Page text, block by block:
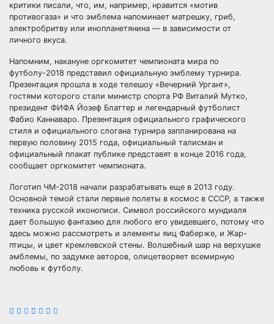
критики писали, что, им, например, нравится «мотив
противогаза» и что эмблема напоминает матрешку, гриб,
электробритву или инопланетянина — в зависимости от
личного вкуса.
Напомним, накануне оргкомитет чемпионата мира по
футболу-2018 представил официальную эмблему турнира.
Презентация прошла в ходе телешоу «Вечерний Ургант»,
гостями которого стали министр спорта РФ Виталий Мутко,
президент ФИФА Йозеф Блаттер и легендарный футболист
Фабио Каннаваро. Презентация официального графического
стиля и официального слогана турнира запланирована на
первую половину 2015 года, официальный талисман и
официальный плакат публике представят в конце 2016 года,
сообщает оргкомитет чемпионата.
Логотип ЧМ-2018 начали разрабатывать еще в 2013 году.
Основной темой стали первые полеты в космос в СССР, а также
техника русской иконописи. Символ российского мундиаля
дает большую фантазию для любого его увидевшего, потому что
здесь можно рассмотреть и элементы яиц Фаберже, и Жар-
птицы, и цвет кремлевской стены. Волшебный шар на верхушке
эмблемы, по задумке авторов, олицетворяет всемирную
любовь к футболу.